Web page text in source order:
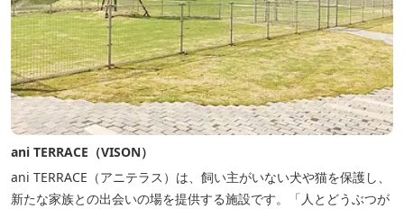
ani TERRACE（VISON）
ani TERRACE（アニテラス）は、飼い主がいない犬や猫を保護し、
新たな家族との出会いの場を提供する施設です。「人とどうぶつが